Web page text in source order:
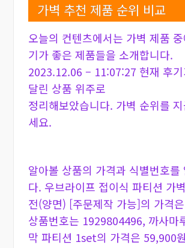
가벽 추천 제품 순위 비교
오늘의 컨텐츠에서는 가벽 제품
기가 좋은 제품들을 소개합니다.
2023.12.06 – 11:07:27 현재 후기
달린 상품 위주로
정리해보았습니다. 가벽 순위를
세요.
알아볼 상품의 가격과 식별번호를
다. 우브라이프 접이식 파티션 가
전(양면) [주문제작 가능]의 가격
상품번호는 1929804496, 까사마
막 파티션 1set의 가격은 59,900